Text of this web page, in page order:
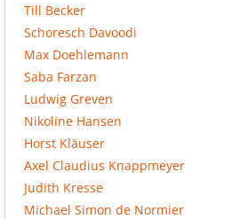
Till Becker
Schoresch Davoodi
Max Doehlemann
Saba Farzan
Ludwig Greven
Nikoline Hansen
Horst Kläuser
Axel Claudius Knappmeyer
Judith Kresse
Michael Simon de Normier